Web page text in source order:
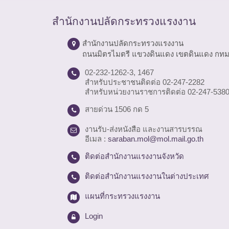
สำนักงานปลัดกระทรวงแรงงาน
สำนักงานปลัดกระทรวงแรงงาน
ถนนมิตรไมตรี แขวงดินแดง เขตดินแดง กทม
02-232-1262-3, 1467
สำหรับประชาชนติดต่อ 02-247-2282
สำหรับหน่วยงานราชการติดต่อ 02-247-5380
สายด่วน 1506 กด 5
งานรับ-ส่งหนังสือ และงานสารบรรณ
อีเมล : saraban.mol@mol.mail.go.th
ติดต่อสำนักงานแรงงานจังหวัด
ติดต่อสำนักงานแรงงานในต่างประเทศ
แผนที่กระทรวงแรงงาน
Login